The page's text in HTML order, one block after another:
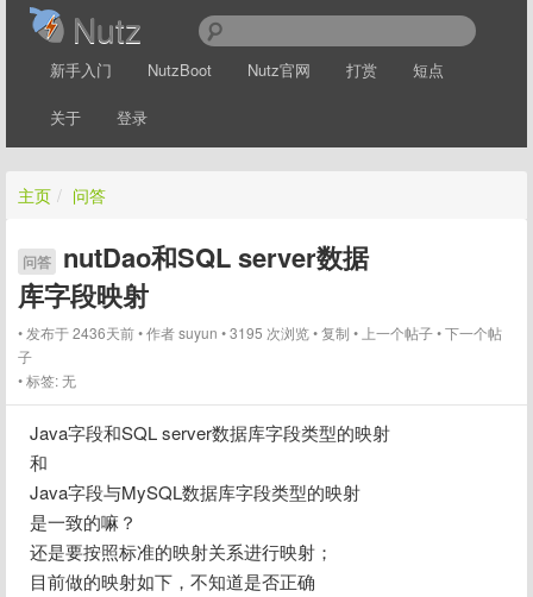
Nutz
新手入门 NutzBoot Nutz官网 打赏 短点
关于 登录
主页 / 问答
问答
nutDao和SQL server数据
库字段映射
发布于 2436天前 作者suyun 3195 次浏览 复制 上一个帖子 下一个帖
子
标签:无
Java字段和SQL server数据库字段类型的映射
和
Java字段与MySQL数据库字段类型的映射
是一致的嘛？
还是要按照标准的映射关系进行映射；
目前做的映射如下，不知道是否正确